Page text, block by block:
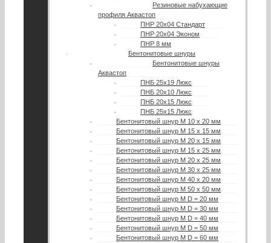
Резиновые набухающие
профиля Аквастоп
ПНР 20х04 Стандарт
ПНР 20х04 Эконом
ПНР 8 мм
Бентонитовые шнуры
Бентонитовые шнуры
Аквастоп
ПНБ 25х19 Люкс
ПНБ 20х10 Люкс
ПНБ 20х15 Люкс
ПНБ 25х15 Люкс
Бентонитовый шнур М 10 х 20 мм
Бентонитовый шнур М 15 х 15 мм
Бентонитовый шнур М 20 х 15 мм
Бентонитовый шнур М 15 х 25 мм
Бентонитовый шнур М 20 х 25 мм
Бентонитовый шнур М 30 х 25 мм
Бентонитовый шнур М 40 х 20 мм
Бентонитовый шнур М 50 х 50 мм
Бентонитовый шнур М D = 20 мм
Бентонитовый шнур М D = 30 мм
Бентонитовый шнур М D = 40 мм
Бентонитовый шнур М D = 50 мм
Бентонитовый шнур М D = 60 мм